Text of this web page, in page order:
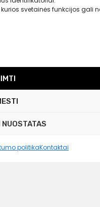
svetainės funkcijos gali
NUOSTATAS
politikaKontaktai